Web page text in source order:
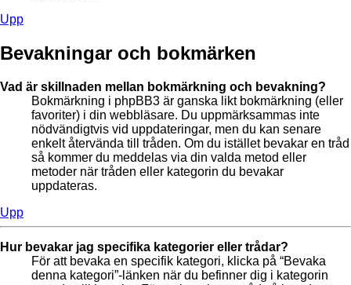
Upp
Bevakningar och bokmärken
Vad är skillnaden mellan bokmärkning och bevakning?
Bokmärkning i phpBB3 är ganska likt bokmärkning (eller
favoriter) i din webbläsare. Du uppmärksammas inte
nödvändigtvis vid uppdateringar, men du kan senare
enkelt återvända till tråden. Om du istället bevakar en tråd
så kommer du meddelas via din valda metod eller
metoder när tråden eller kategorin du bevakar
uppdateras.
Upp
Hur bevakar jag specifika kategorier eller trådar?
För att bevaka en specifik kategori, klicka på “Bevaka
denna kategori”-länken när du befinner dig i kategorin